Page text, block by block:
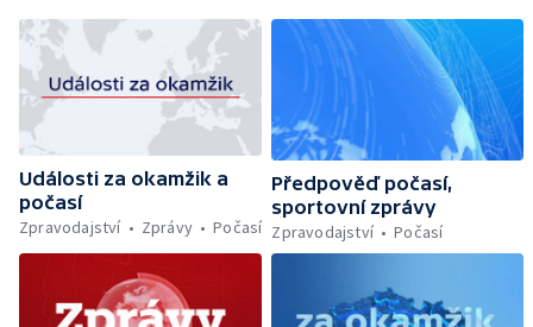
Události za okamžik a
počasí
Zpravodajství
Zprávy Počasí
Předpověď počasí,
sportovní zprávy
Zpravodajství
Počasí